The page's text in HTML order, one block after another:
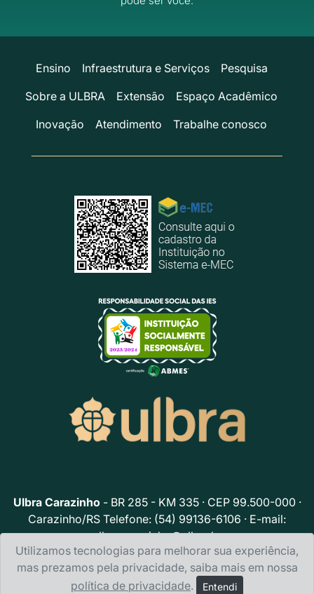
Ensino Infraestrutura e Serviços
Pesquisa
Sobre a ULBRA
Extensão
Espaço Acadêmico
Inovação
Atendimento Trabalhe conosco
Ulbra Carazinho- BR 285 - KM 335 · CEP 99.500-000 ·
Carazinho/RS Telefone: (54) 99136-6106 · E-mail:
ulbracarazinho@ulbra.br
Política de privacidade
Utilizamos tecnologias para melhorar sua experiência,
mas prezamos pela privacidade, saiba mais em nossa
política de privacidade. Entendi